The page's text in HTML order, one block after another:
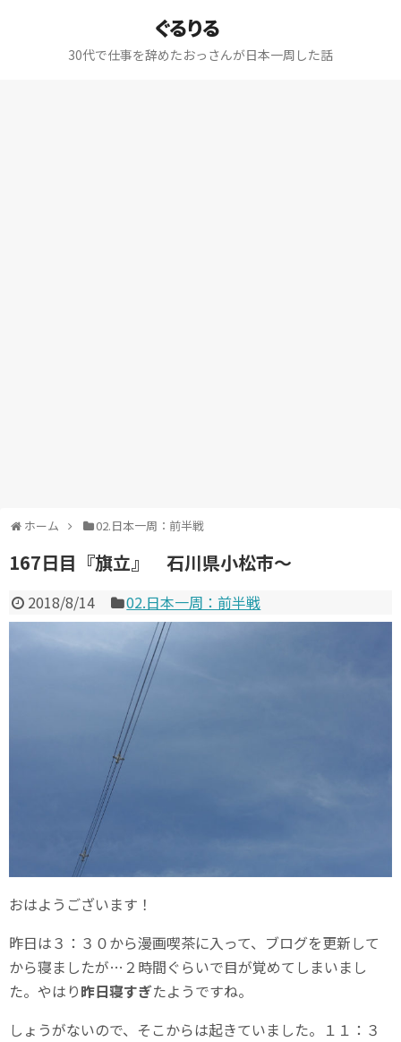
ぐるりる
30代で仕事を辞めたおっさんが日本一周した話
ホーム 02.日本一周：前半戦
167日目『旗立』 石川県小松市～
2018/8/14 02.日本一周：前半戦
おはようございます！
昨日は３：３０から漫画喫茶に入って、ブログを更新して
から寝ましたが…２時間ぐらいで目が覚めてしまいまし
た。やはり昨日寝すぎたようですね。
しょうがないので、そこからは起きていました。１１：３